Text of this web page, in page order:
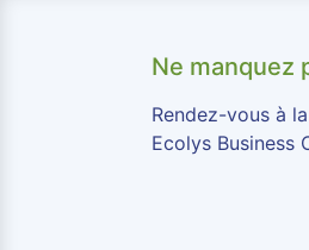
Ne manquez
Rendez-vous à
Ecolys Business